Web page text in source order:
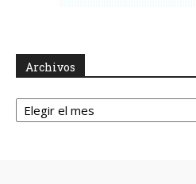
Archivos
Archivos